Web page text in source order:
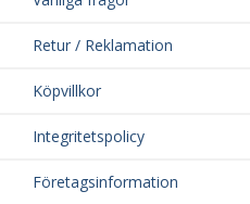
Retur / Reklamation
Köpvillkor
Integritetspolicy
Företagsinformation